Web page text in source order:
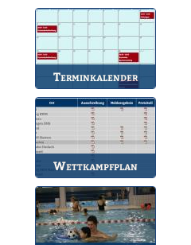
Anlaufstelle für alle
Terminkalender
Die Termine des BSV.
Wettkampfplan
Übersicht der aktuellen
Wettkämpfe.